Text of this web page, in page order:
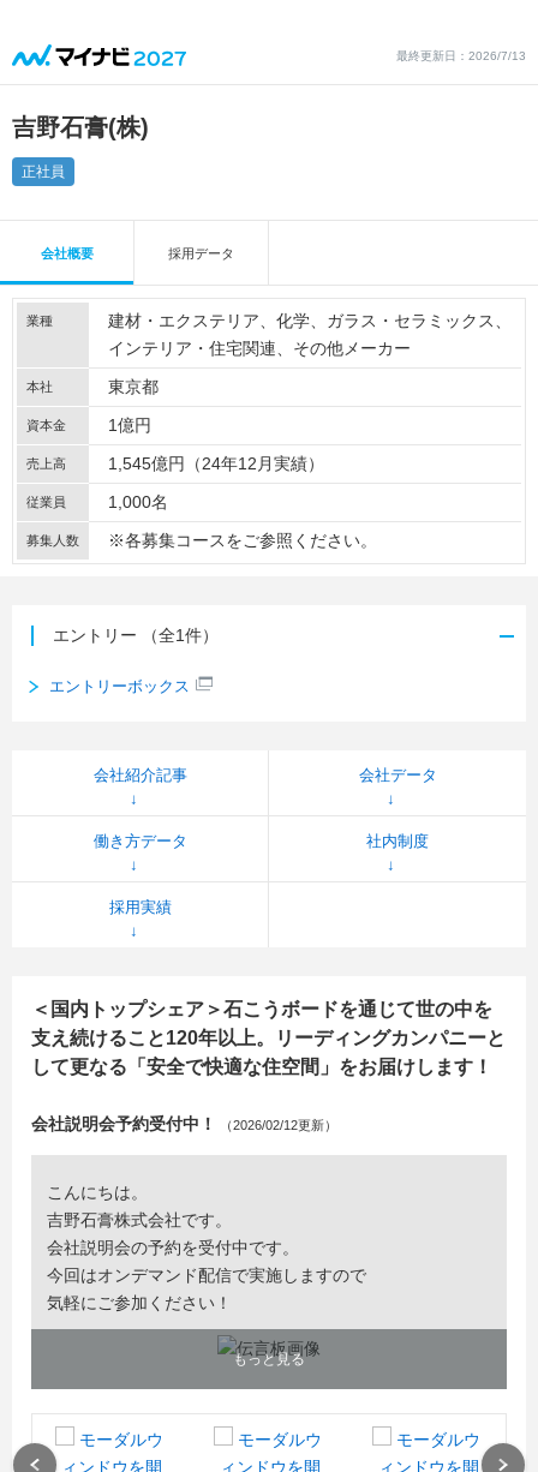
最終更新日：2026/7/13
吉野石膏(株)
正社員
会社概要 採用データ
業種 建材・エクステリア 化学
ガラス・セラミックス
インテリア・住宅関連
その他メーカー
本社 東京都
資本金 1億円
売上高 1,545億円（24年12月実績）
従業員 1,000名
募集人数 ※各募集コースをご参照ください。
エントリー （全1件）
エントリーボックス
会社紹介記事 会社データ
働き方データ 社内制度
採用実績
＜国内トップシェア＞石こうボードを通じて世の中を
支え続けること120年以上。リーディングカンパニーと
して更なる「安全で快適な住空間」をお届けします！
会社説明会予約受付中！ （2026/02/12更新）
こんにちは。
吉野石膏株式会社です。
会社説明会の予約を受付中です。
今回はオンデマンド配信で実施しますので
気軽にご参加ください！
もっと見る